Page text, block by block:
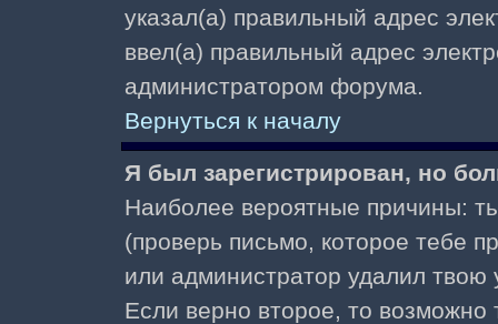
указал(а) правильный адрес
ввел(а) правильный адрес
администратором форума.
Вернуться к началу
Я был зарегистрирован, но
Наиболее вероятные причины:
(проверь письмо, которое тебе
или администратор удалил твою
Если верно второе, то